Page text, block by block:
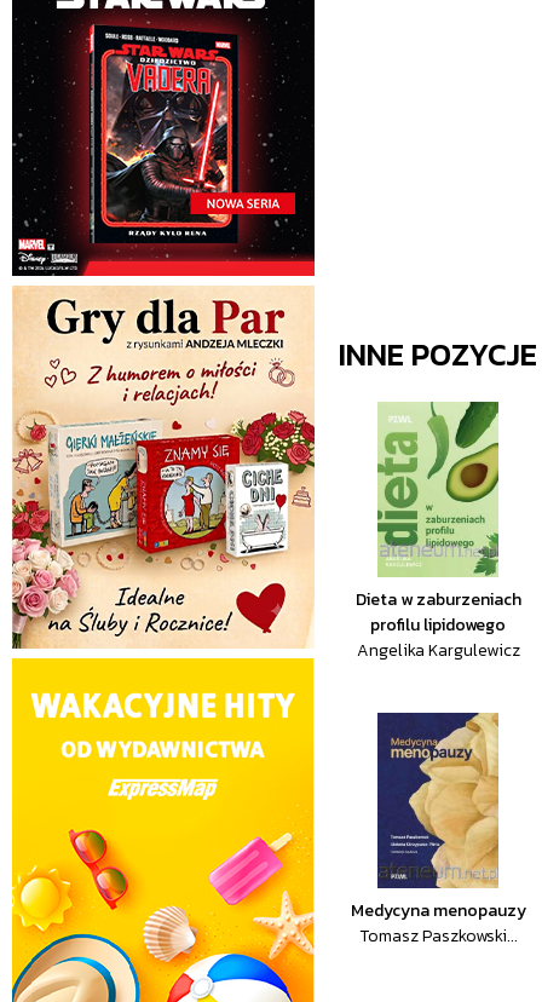
INNE
Dieta w zaburzeniach
profilu lipidowego
Angelika Kargulewicz
Medycyna menopauzy
Tomasz Paszkowski...